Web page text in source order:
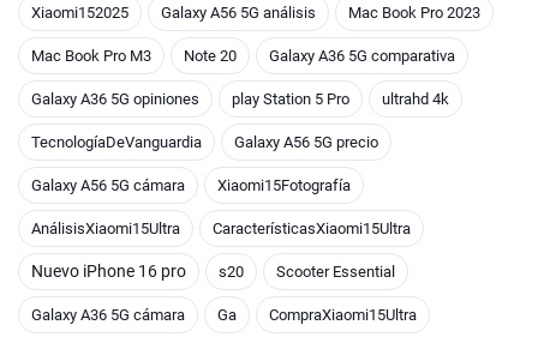
Xiaomi152025 Galaxy A56 5G análisis Mac Book Pro 2023
Mac Book Pro M3 Note 20 Galaxy A36 5G comparativa
Galaxy A36 5G opiniones play Station 5 Pro ultrahd 4k
TecnologíaDeVanguardia Galaxy A56 5G precio
Galaxy A56 5G cámara Xiaomi15Fotografía
AnálisisXiaomi15Ultra CaracterísticasXiaomi15Ultra
Nuevo iPhone 16 pro s20 Scooter Essential
Galaxy A36 5G cámara Ga CompraXiaomi15Ultra